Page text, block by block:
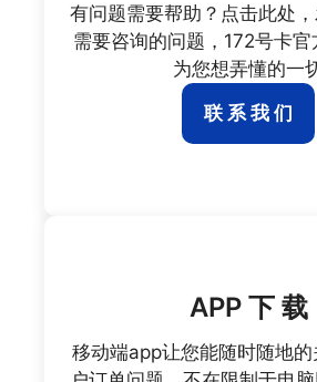
有问题需要帮助？点击此处
需要咨询的问题，172号卡官
为您想弄懂的一
联 系 我 们
APP 下 载
移动端app让您能随时随地